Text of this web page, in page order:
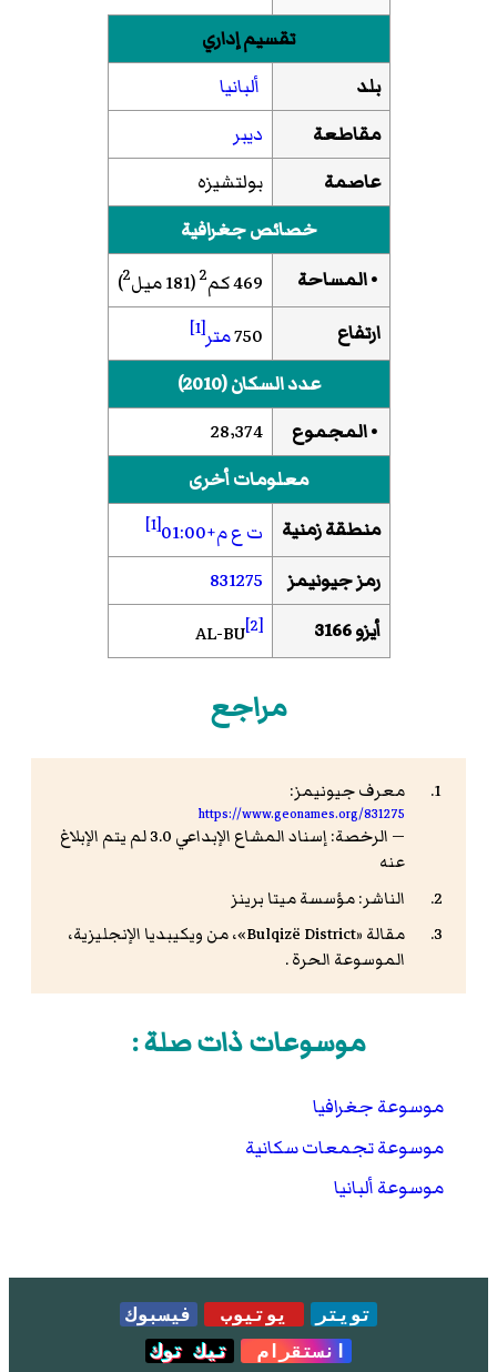
تقسيم إداري
بلد
ألبانيا
مقاطعة
ديبر
عاصمة
بولتشيزه
خصائص جغرافية
• المساحة
469 كم 2(181 ميل 2
)
ارتفاع
750متر[1]
عدد السكان (2010)
• المجموع
28٬374
معلومات أخرى
منطقة زمنية
ت ع م+01:00 [1]
رمز جيونيمز
831275
أيزو 3166
AL-BU[2]
مراجع
معرف جيونيمز:
https://www.geonames.org/831275
— الرخصة: إسناد المشاع الإبداعي 3.0 لم يتم الإبلاغ
عنه
الناشر: مؤسسة ميتا برينز
مقالة «Bulqizë District»، من ويكيبديا الإنجليزية،
الموسوعة الحرة .
موسوعات ذات صلة :
موسوعة جغرافيا
موسوعة تجمعات سكانية
موسوعة ألبانيا
تويتر يوتيوب
فيسبوك
انستقرام
تيك توك